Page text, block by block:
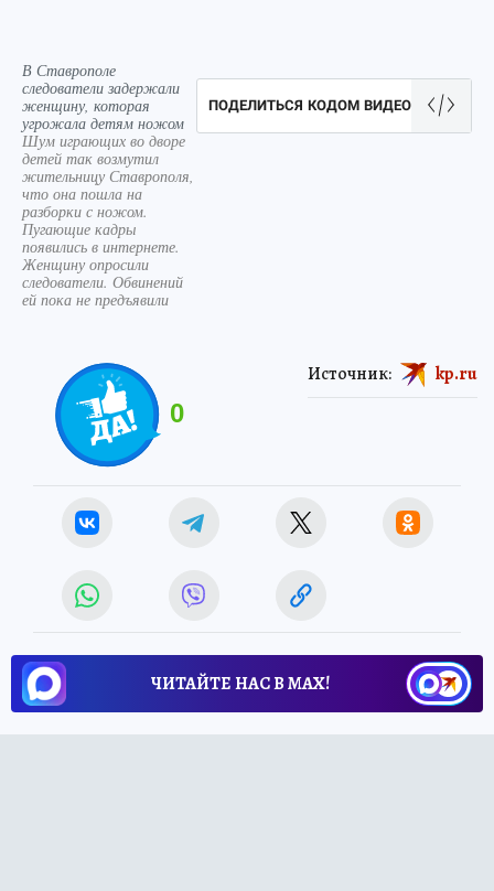
В Ставрополе
следователи задержали
женщину, которая
угрожала детям ножом
Шум играющих во дворе
детей так возмутил
жительницу Ставрополя,
что она пошла на
разборки с ножом.
Пугающие кадры
появились в интернете.
Женщину опросили
следователи. Обвинений
ей пока не предъявили
ПОДЕЛИТЬСЯ КОДОМ ВИДЕО
0
Источник: kp.ru
ЧИТАЙТЕ НАС В МАХ!